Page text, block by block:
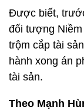
Được biết,
đối tượng
trộm cắp tài
hành xong án
tài sản.
Theo Mạnh